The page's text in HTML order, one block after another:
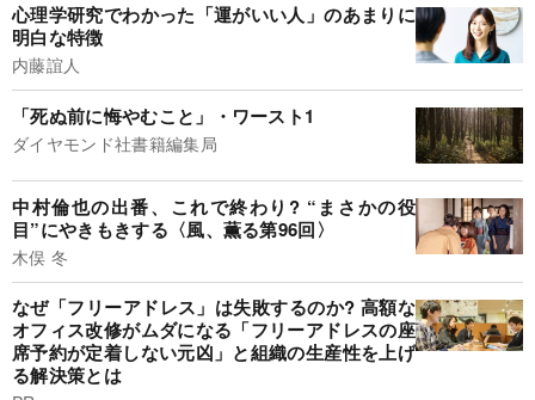
心理学研究でわかった「運がいい人」のあまりに
明白な特徴
内藤誼人
「死ぬ前に悔やむこと」・ワースト1
ダイヤモンド社書籍編集局
中村倫也の出番、これで終わり? “まさかの役
目”にやきもきする〈風、薫る第96回〉
木俣 冬
なぜ「フリーアドレス」は失敗するのか? 高額な
オフィス改修がムダになる「フリーアドレスの座
席予約が定着しない元凶」と組織の生産性を上げ
る解決策とは